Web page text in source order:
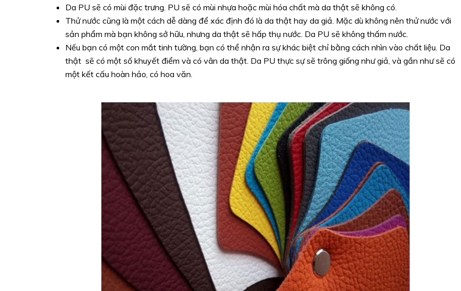
Da PU sẽ có mùi đặc trưng. PU sẽ có mùi nhựa hoặc mùi hóa chất mà da thật sẽ không có.
Thử nước cũng là một cách dễ dàng để xác định đó là da thật hay da giả. Mặc dù không nên thử nước với
sản phẩm mà bạn không sở hữu, nhưng da thật sẽ hấp thụ nước. Da PU sẽ không thấm nước.
Nếu bạn có một con mắt tinh tường, bạn có thể nhận ra sự khác biệt chỉ bằng cách nhìn vào chất liệu. Da
thật sẽ có một số khuyết điểm và có vân da thật. Da PU thực sự sẽ trông giống như giả, và gần như sẽ có
một kết cấu hoàn hảo, có hoa văn.